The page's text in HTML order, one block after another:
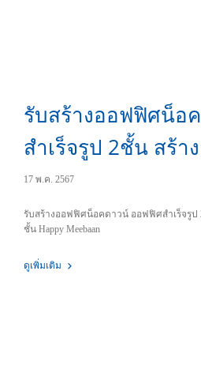
รับสร้างออฟฟิศน็อ
สำเร็จรูป 2ชั้น สร้า
home สองชั้น
17 พ.ค. 2567
รับสร้างออฟฟิศน็อคดาวน์ ออฟฟิศสำเร็จรูป
ชั้น Happy Meebaan
ดูเพิ่มเติม